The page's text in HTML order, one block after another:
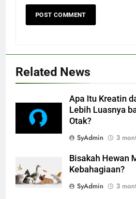
Related News
Apa Itu Kreatin
Lebih Luasnya
Otak?
SyAdmin
3
Bisakah Hewan
Kebahagiaan?
SyAdmin
3